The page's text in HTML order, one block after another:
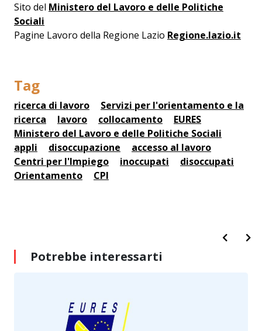
Sito del Ministero del Lavoro e delle Politiche
Sociali
Pagine Lavoro della Regione Lazio Regione.lazio.it
Tag
ricerca di lavoro
Servizi per l'orientamento e la
ricerca
lavoro collocamento
EURES
Ministero del Lavoro e delle Politiche Sociali
appli
disoccupazione
accesso al lavoro
Centri per l'Impiego
inoccupati
disoccupati
Orientamento
CPI
Potrebbe interessarti